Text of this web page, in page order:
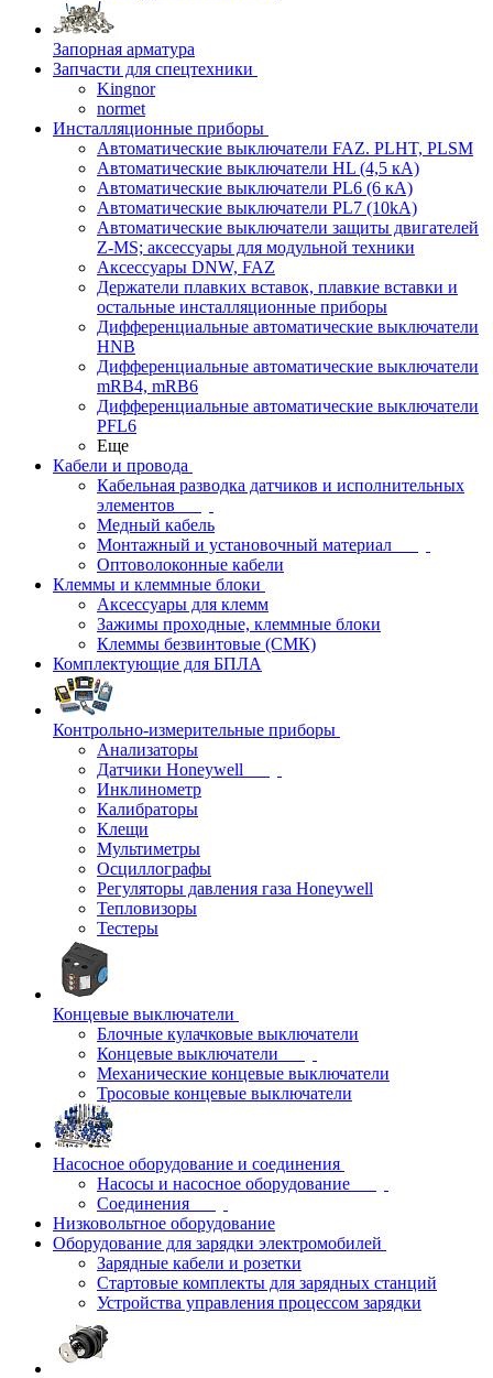
Запорная арматура
Запчасти для спецтехники
Kingnor
normet
Инсталляционные приборы
Автоматические выключатели FAZ. PLHT, PLSM
Автоматические выключатели HL (4,5 кА)
Автоматические выключатели PL6 (6 кА)
Автоматические выключатели PL7 (10kA)
Автоматические выключатели защиты двигателей
Z-MS; аксессуары для модульной техники
Аксессуары DNW, FAZ
Держатели плавких вставок, плавкие вставки и
остальные инсталляционные приборы
Дифференциальные автоматические выключатели
HNB
Дифференциальные автоматические выключатели
mRB4, mRB6
Дифференциальные автоматические выключатели
PFL6
Еще
Кабели и провода
Кабельная разводка датчиков и исполнительных
элементов
Медный кабель
Монтажный и установочный материал
Оптоволоконные кабели
Клеммы и клеммные блоки
Аксессуары для клемм
Зажимы проходные, клеммные блоки
Клеммы безвинтовые (СМК)
Комплектующие для БПЛА
Контрольно-измерительные приборы
Анализаторы
Датчики Honeywell
Инклинометр
Калибраторы
Клещи
Мультиметры
Осциллографы
Регуляторы давления газа Honeywell
Тепловизоры
Тестеры
Концевые выключатели
Блочные кулачковые выключатели
Концевые выключатели
Механические концевые выключатели
Тросовые концевые выключатели
Насосное оборудование и соединения
Насосы и насосное оборудование
Соединения
Низковольтное оборудование
Оборудование для зарядки электромобилей
Зарядные кабели и розетки
Стартовые комплекты для зарядных станций
Устройства управления процессом зарядки